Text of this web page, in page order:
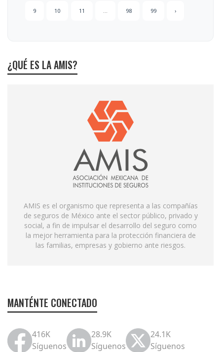
9 10 11 98 99 ›
¿QUÉ ES LA AMIS?
AMIS es el organismo que representa a las compañías
de seguros de México ante el sector público, privado y
social, a fin de impulsar el desarrollo del seguro como
la mejor herramienta para la protección financiera de
las familias, empresas y gobierno ante riesgos.
MANTÉNTE CONECTADO
416K
Síguenos
28.9K
Síguenos
24.1K
Síguenos